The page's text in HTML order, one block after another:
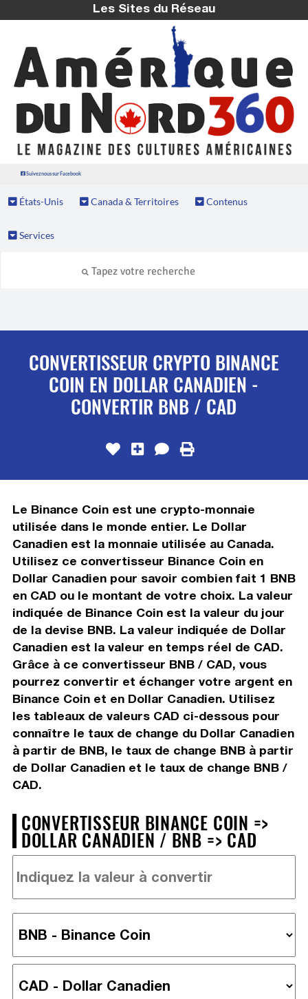
Les Sites du Réseau
Suivez nous sur Facebook
États-Unis Canada & Territoires Contenus
Services
CONVERTISSEUR CRYPTO BINANCE
COIN EN DOLLAR CANADIEN -
CONVERTIR BNB / CAD
Le Binance Coin est une crypto-monnaie
utilisée dans le monde entier. Le Dollar
Canadien est la monnaie utilisée au Canada.
Utilisez ce convertisseur Binance Coin en
Dollar Canadien pour savoir combien fait 1 BNB
en CAD ou le montant de votre choix. La valeur
indiquée de Binance Coin est la valeur du jour
de la devise BNB. La valeur indiquée de Dollar
Canadien est la valeur en temps réel de CAD.
Grâce à ce convertisseur BNB / CAD, vous
pourrez convertir et échanger votre argent en
Binance Coin et en Dollar Canadien. Utilisez
les tableaux de valeurs CAD ci-dessous pour
connaître le taux de change du Dollar Canadien
à partir de BNB, le taux de change BNB à partir
de Dollar Canadien et le taux de change BNB /
CAD.
CONVERTISSEUR BINANCE COIN =>
DOLLAR CANADIEN / BNB => CAD